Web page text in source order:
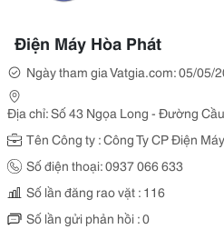
Điện Máy Hòa Phát
Ngày tham gia Vatgia.com: 05/05/
Địa chỉ: Số 43 Ngọa Long - Đường
Tên Công ty : Công Ty CP Điện
Số điện thoại: 0937 066 633
Số lần đăng rao vặt : 116
Số lần gửi phản hồi : 0